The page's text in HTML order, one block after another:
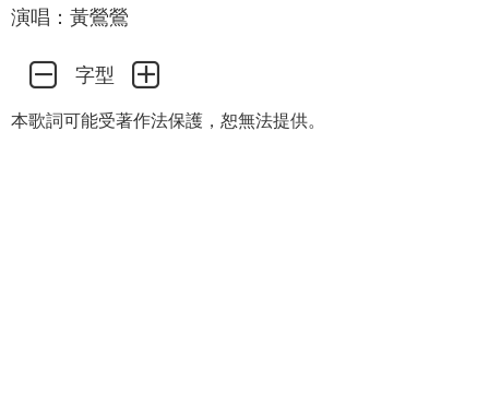
演唱：黃鶯鶯
字型
本歌詞可能受著作法保護，恕無法提供。